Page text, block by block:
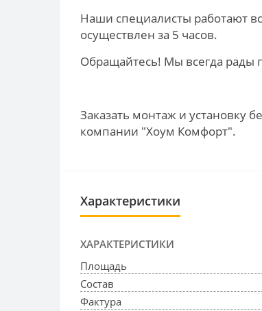
Наши специалисты работают
осуществлен за 5 часов.
Обращайтесь! Мы всегда рады
Заказать монтаж и установку
компании "Хоум Комфорт".
Характеристики
ХАРАКТЕРИСТИКИ
Площадь
Состав
Фактура